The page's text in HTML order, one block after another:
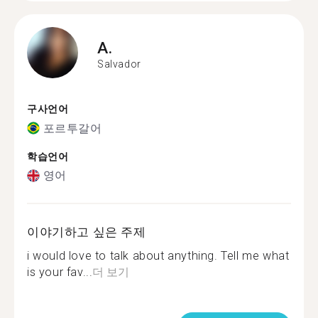
A.
Salvador
구사언어
포르투갈어
학습언어
영어
이야기하고 싶은 주제
i would love to talk about anything. Tell me what
is your fav...더 보기